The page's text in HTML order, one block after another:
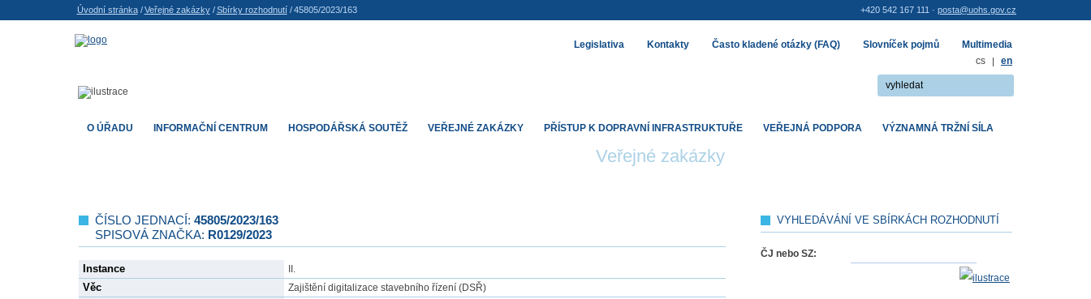
Veřejné zakázky
ČÍSLO JEDNACÍ: 45805/2023/163
SPISOVÁ ZNAČKA: R0129/2023
Instance II.
Věc Zajištění digitalizace stavebního řízení (DSŘ)
VYHLEDÁVÁNÍ VE SBÍRKÁCH ROZHODNUTÍ
ČJ nebo SZ:
O ÚŘADU INFORMAČNÍ CENTRUM HOSPODÁŘSKÁ SOUTĚŽ VEŘEJNÉ ZAKÁZKY PŘÍSTUP K DOPRAVNÍ INFRASTRUKTUŘE VEŘEJNÁ PODPORA VÝZNAMNÁ TRŽNÍ SÍLA
Legislativa Kontakty Často kladené otázky (FAQ) Slovníček pojmů
Multimedia
cs
| en
Úvodní stránka/ Veřejné zakázky/ Sbírky rozhodnutí/ 45805/2023/163 +420 542 167 111 · posta@uohs.gov.cz